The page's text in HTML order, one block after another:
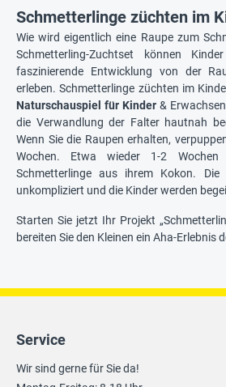
Schmetterlinge züchten im
Wie wird eigentlich eine Raupe zum
Schmetterling-Zuchtset können
faszinierende Entwicklung von der
erleben. Schmetterlinge züchten im
Naturschauspiel für Kinder&
die Verwandlung der Falter hautnah
Wenn Sie die Raupen erhalten,
Wochen. Etwa wieder 1-2
Schmetterlinge aus ihrem Kokon.
unkompliziert und die Kinder werden
Starten Sie jetzt Ihr Projekt
bereiten Sie den Kleinen ein Aha-Erlebnis
Service
Wir sind gerne für Sie da!